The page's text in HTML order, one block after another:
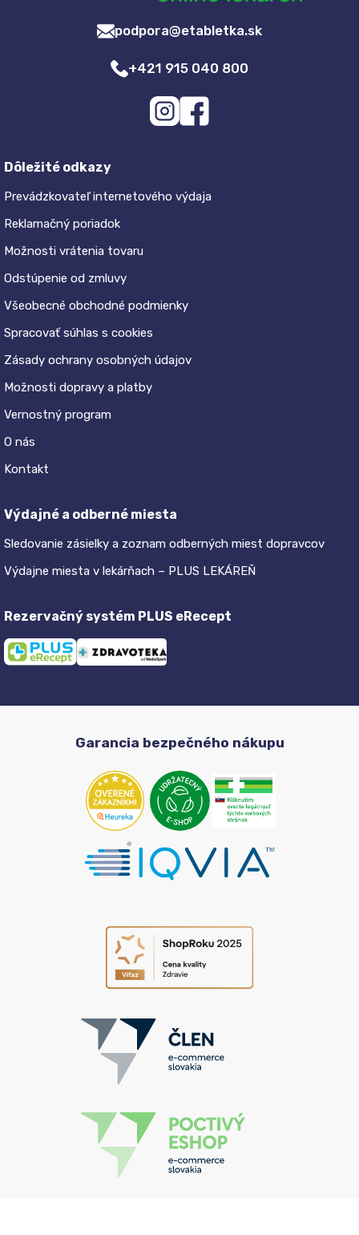
podpora@etabletka.sk
+421 915 040 800
Dôležité odkazy
Prevádzkovateľ internetového výdaja
Reklamačný poriadok
Možnosti vrátenia tovaru
Odstúpenie od zmluvy
Všeobecné obchodné podmienky
Spracovať súhlas s cookies
Zásady ochrany osobných údajov
Možnosti dopravy a platby
Vernostný program
O nás
Kontakt
Výdajné a odberné miesta
Sledovanie zásielky a zoznam odberných miest dopravcov
Výdajne miesta v lekárňach – PLUS LEKÁREŇ
Rezervačný systém PLUS eRecept
Garancia bezpečného nákupu